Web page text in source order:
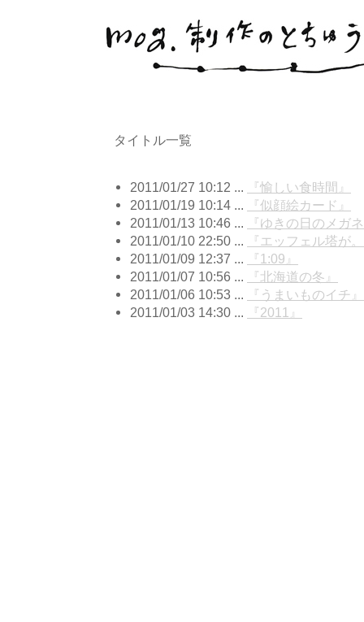
タイトル一覧
2011/01/27 10:12 ...
『愉しい食時間』
2011/01/19 10:14 ...
『似顔絵カード』
2011/01/13 10:46 ...
『ゆきの日のメガ
2011/01/10 22:50 ...
『エッフェル塔が
2011/01/09 12:37 ...
『1:09』
2011/01/07 10:56 ...
『北海道の冬』
2011/01/06 10:53 ...
『うまいものイチ』
2011/01/03 14:30 ...
『2011』